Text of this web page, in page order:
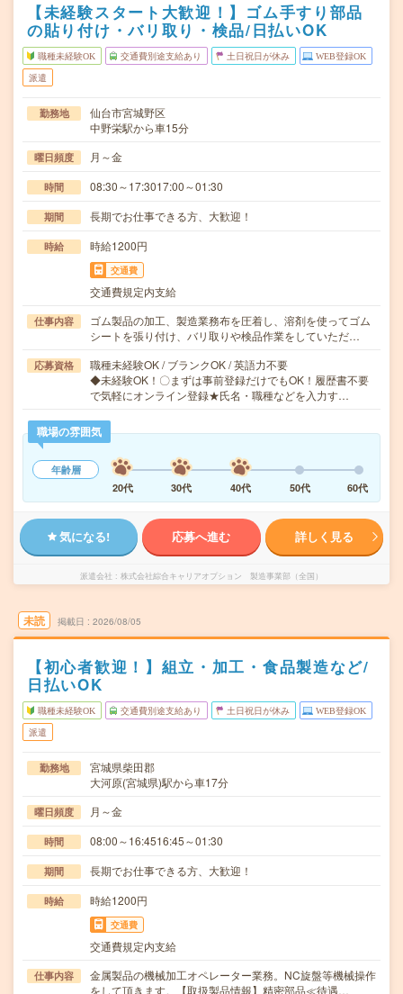
【未経験スタート大歓迎！】ゴム手すり部品
の貼り付け・バリ取り・検品/日払いOK
職種未経験OK 交通費別途支給あり 土日祝日が休み WEB登録OK
派遣
勤務地
仙台市宮城野区
中野栄駅から車15分
曜日頻度 月～金
時間 08:30～17:3017:00～01:30
期間 長期でお仕事できる方、大歓迎！
時給 時給1200円
交通費
交通費規定内支給
仕事内容
ゴム製品の加工、製造業務布を圧着し、溶剤を使ってゴム
シートを張り付け、バリ取りや検品作業をしていただ…
応募資格
職種未経験OK / ブランクOK / 英語力不要
◆未経験OK！〇まずは事前登録だけでもOK！履歴書不要
で気軽にオンライン登録★氏名・職種などを入力す…
職場の雰囲気
年齢層
20代
30代 40代 50代 60代
気になる! 応募へ進む 詳しく見る
派遣会社 株式会社綜合キャリアオプション 製造事業部（全国）
未読 掲載日 2026/08/05
【初心者歓迎！】組立・加工・食品製造など/
日払いOK
職種未経験OK 交通費別途支給あり 土日祝日が休み WEB登録OK
派遣
勤務地
宮城県柴田郡
大河原(宮城県)駅から車17分
曜日頻度 月～金
時間 08:00～16:4516:45～01:30
期間 長期でお仕事できる方、大歓迎！
時給 時給1200円
交通費
交通費規定内支給
仕事内容
金属製品の機械加工オペレーター業務。NC旋盤等機械操作
をして頂きます。【取扱製品情報】精密部品≪待遇…